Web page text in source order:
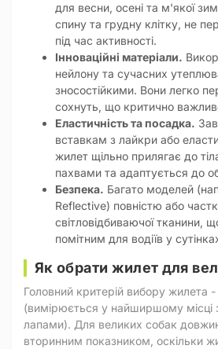
для весни, осені та м'якої
спину та грудну клітку, не
під час активності.
Інноваційні матеріали.
нейлону та сучасних
зносостійкими. Вони легко
сохнуть, що критично
Еластичність та посадка.
вставкам з лайкри або
жилет щільно прилягає до
пахвами та адаптується до
Безпека. Багато моделей
Reflective) повністю або
світловідбиваючої тканини,
помітним для водіїв у
Як обрати жилет для
Головний критерій вибору жилета
(вимірюється у найширшому місці
лапами). Для великих собак
вторинним показником, оскільки